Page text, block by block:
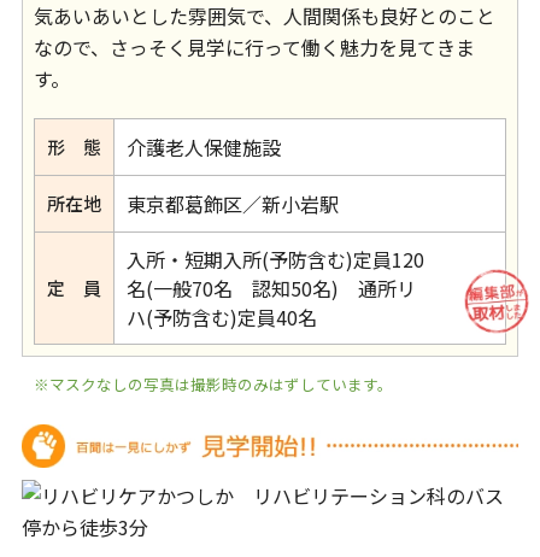
気あいあいとした雰囲気で、人間関係も良好とのこと
なので、さっそく見学に行って働く魅力を見てきま
す。
形 態 介護老人保健施設
所在地 東京都葛飾区／新小岩駅
定 員
入所・短期入所(予防含む)定員120
名(一般70名 認知50名) 通所リ
ハ(予防含む)定員40名
※マスクなしの写真は撮影時のみはずしています。